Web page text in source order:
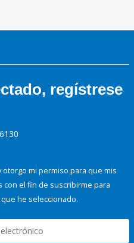
regístrese
otorgo mi permiso para que mis
el fin de suscribirme para
he seleccionado.